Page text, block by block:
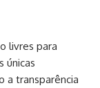
livres para
únicas
a transparência